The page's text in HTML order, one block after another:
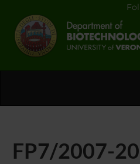
FP7/2007-